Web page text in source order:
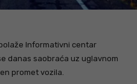
Informativni centar
danas saobraća uz uglavnom
promet vozila.